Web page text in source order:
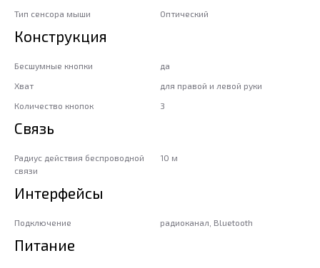
Тип сенсора мыши Оптический
Конструкция
Бесшумные кнопки
да
Хват
для правой и левой руки
Количество кнопок
3
Связь
Радиус действия беспроводной
связи
10 м
Интерфейсы
Подключение радиоканал, Bluetooth
Питание